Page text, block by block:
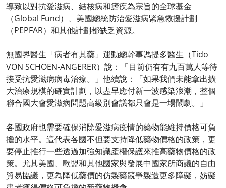
導致以對抗愛滋病、結核病和瘧疾為宗旨的全球基金
（Global Fund）、美國總統防治愛滋病緊急救援計劃
（PEPFAR）和其他計劃都缺乏資源。
無國界醫生「病者有其藥」運動總幹事馮提多醫生（Tido
VON SCHOEN-ANGERER）說：「目前仍有有九百萬人等待
接受抗愛滋病病毒治療。」他續說：「如果我們未能拿出擴
大治療規模的確實計劃，以盡早應付新一波感染浪潮，整個
聯合國大會愛滋病問題高級別會議都只會是一場鬧劇。」
各國政府也需要確保消除愛滋病疫情的藥物能維持價格可負
擔的水平。這代表各國不但要支持降低藥物價格的政策，更
要停止推行一些透過加強知識產權保護來推高藥物價格的政
策。尤其美國、歐盟和其他國家與發展中國家所商議的自由
貿易協議，更為降低藥價的仿製藥競爭製造更多障礙，妨礙